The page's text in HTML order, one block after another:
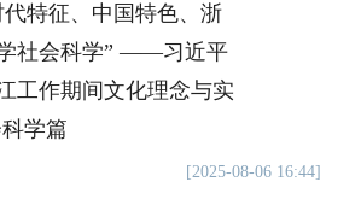
代特征、中国特色、浙
社会科学” ——习近平
工作期间文化理念与实
学篇
[2025-08-06 16:44]